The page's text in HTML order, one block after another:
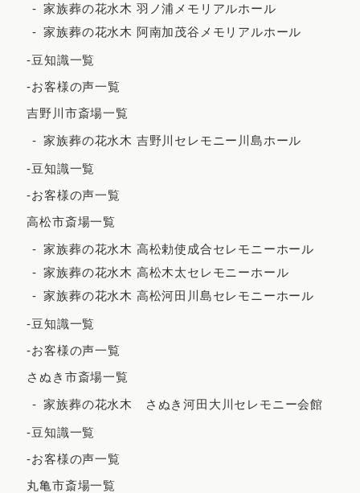
2023年1月
2022年12月
2022年11月
2022年4月
2022年3月
2022年2月
2021年12月
2021年11月
2021年10月
家族葬の花水木 羽ノ浦メモリアルホール
家族葬の花水木 阿南加茂谷メモリアルホール
-豆知識一覧
-お客様の声一覧
吉野川市斎場一覧
家族葬の花水木 吉野川セレモニー川島ホール
-豆知識一覧
-お客様の声一覧
高松市斎場一覧
家族葬の花水木 高松勅使成合セレモニーホール
家族葬の花水木 高松木太セレモニーホール
家族葬の花水木 高松河田川島セレモニーホール
-豆知識一覧
-お客様の声一覧
さぬき市斎場一覧
家族葬の花水木 さぬき河田大川セレモニー会館
-豆知識一覧
-お客様の声一覧
丸亀市斎場一覧